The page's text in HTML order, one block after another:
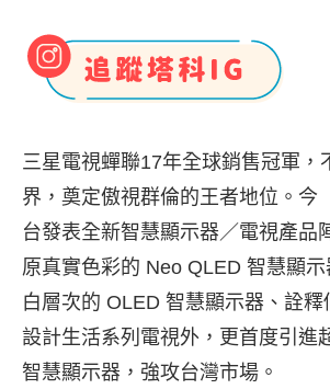
三星電視蟬聯17年全球銷售冠軍，
界，奠定傲視群倫的王者地位。今
台發表全新智慧顯示器／電視產品
原真實色彩的 Neo QLED 智慧顯
白層次的 OLED 智慧顯示器、詮
設計生活系列電視外，更首度引進
智慧顯示器，強攻台灣市場。